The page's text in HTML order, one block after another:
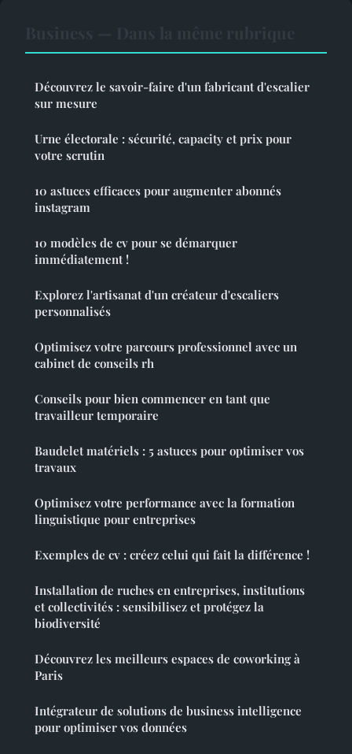
Découvrez le savoir-faire d'un fabricant d'escalier
sur mesure
Urne électorale : sécurité, capacity et prix pour
votre scrutin
10 astuces efficaces pour augmenter abonnés
instagram
10 modèles de cv pour se démarquer
immédiatement !
Explorez l'artisanat d'un créateur d'escaliers
personnalisés
Optimisez votre parcours professionnel avec un
cabinet de conseils rh
Conseils pour bien commencer en tant que
travailleur temporaire
Baudelet matériels : 5 astuces pour optimiser vos
travaux
Optimisez votre performance avec la formation
linguistique pour entreprises
Exemples de cv : créez celui qui fait la différence !
Installation de ruches en entreprises, institutions
et collectivités : sensibilisez et protégez la
biodiversité
Découvrez les meilleurs espaces de coworking à
Paris
Intégrateur de solutions de business intelligence
pour optimiser vos données